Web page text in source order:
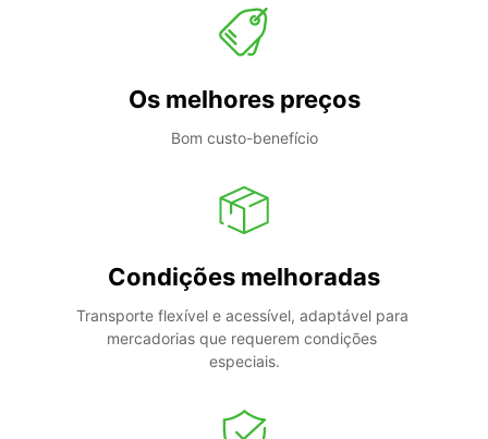
Os melhores preços
Bom custo-benefício
Condições melhoradas
Transporte flexível e acessível, adaptável para
mercadorias que requerem condições
especiais.